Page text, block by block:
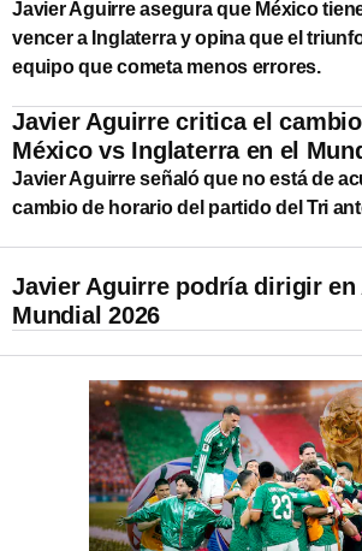
Javier Aguirre asegura que México
vencer a Inglaterra y opina que el
equipo que cometa menos errores.
Javier Aguirre critica el
México vs Inglaterra en el
Javier Aguirre señaló que no está de
cambio de horario del partido del Tri
Javier Aguirre podría dirigir en
Mundial 2026